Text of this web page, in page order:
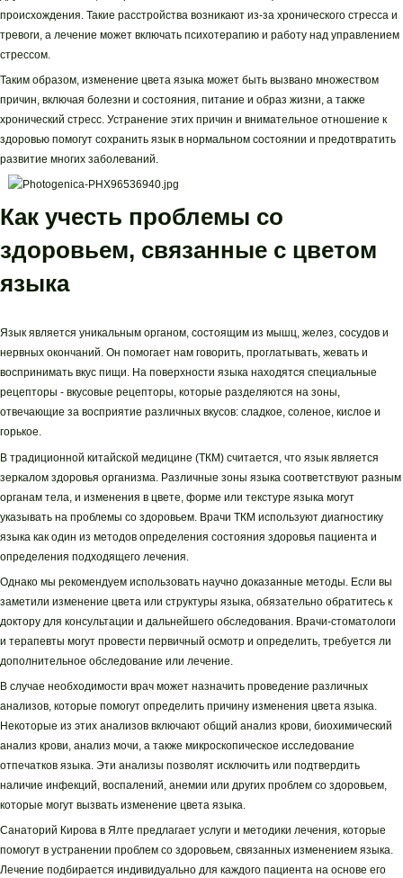
происхождения. Такие расстройства возникают из-за хронического стресса и
тревоги, а лечение может включать психотерапию и работу над управлением
стрессом.
Таким образом, изменение цвета языка может быть вызвано множеством
причин, включая болезни и состояния, питание и образ жизни, а также
хронический стресс. Устранение этих причин и внимательное отношение к
здоровью помогут сохранить язык в нормальном состоянии и предотвратить
развитие многих заболеваний.
Как учесть проблемы со
здоровьем, связанные с цветом
языка
Язык является уникальным органом, состоящим из мышц, желез, сосудов и
нервных окончаний. Он помогает нам говорить, проглатывать, жевать и
воспринимать вкус пищи. На поверхности языка находятся специальные
рецепторы - вкусовые рецепторы, которые разделяются на зоны,
отвечающие за восприятие различных вкусов: сладкое, соленое, кислое и
горькое.
В традиционной китайской медицине (ТКМ) считается, что язык является
зеркалом здоровья организма. Различные зоны языка соответствуют разным
органам тела, и изменения в цвете, форме или текстуре языка могут
указывать на проблемы со здоровьем. Врачи ТКМ используют диагностику
языка как один из методов определения состояния здоровья пациента и
определения подходящего лечения.
Однако мы рекомендуем использовать научно доказанные методы. Если вы
заметили изменение цвета или структуры языка, обязательно обратитесь к
доктору для консультации и дальнейшего обследования. Врачи-стоматологи
и терапевты могут провести первичный осмотр и определить, требуется ли
дополнительное обследование или лечение.
В случае необходимости врач может назначить проведение различных
анализов, которые помогут определить причину изменения цвета языка.
Некоторые из этих анализов включают общий анализ крови, биохимический
анализ крови, анализ мочи, а также микроскопическое исследование
отпечатков языка. Эти анализы позволят исключить или подтвердить
наличие инфекций, воспалений, анемии или других проблем со здоровьем,
которые могут вызвать изменение цвета языка.
Санаторий Кирова в Ялте предлагает услуги и методики лечения, которые
помогут в устранении проблем со здоровьем, связанных изменением языка.
Лечение подбирается индивидуально для каждого пациента на основе его